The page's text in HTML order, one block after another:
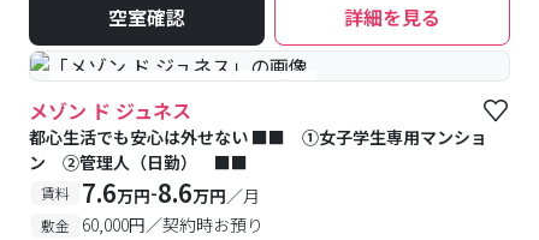
空室確認 詳細を見る
#女性専用 #予約受付中 #空室待ち
メゾン ド ジュネス
都心生活でも安心は外せない ■■ ①女子学生専用マンショ
ン ②管理人（日勤） ■■
賃料 7.6万円-8.6万円／月
敷金 60,000円／契約時お預り